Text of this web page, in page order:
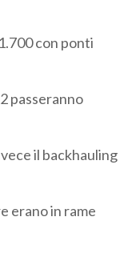
con ponti
passeranno
il backhauling
erano in rame